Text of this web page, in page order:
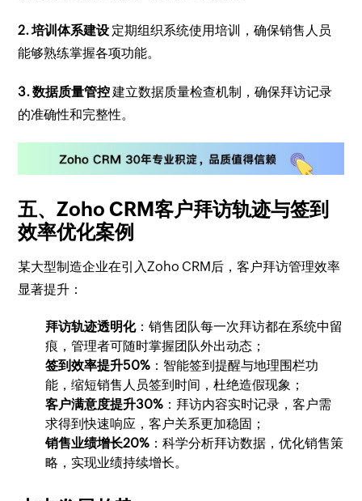
2. 培训体系建设 定期组织系统使用培训，确保销售人员
能够熟练掌握各项功能。
3. 数据质量管控建立数据质量检查机制，确保拜访记录
的准确性和完整性。
五、Zoho CRM客户拜访轨迹与签到
效率优化案例
某大型制造企业在引入Zoho CRM后，客户拜访管理效率
显著提升：
拜访轨迹透明化：销售团队每一次拜访都在系统中留
痕，管理者可随时掌握团队外出动态；
签到效率提升50% ：智能签到提醒与地理围栏功
能，缩短销售人员签到时间，杜绝造假现象；
客户满意度提升30% ：拜访内容实时记录，客户需
求得到快速响应，客户关系更加稳固；
销售业绩增长20% ：科学分析拜访数据，优化销售策
略，实现业绩持续增长。